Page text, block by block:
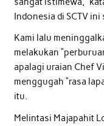
Indonesia di SCTV
Kami lalu
melakukan
apalagi uraian Chef
menggugah “rasa
itu.
Melintasi Majapahit